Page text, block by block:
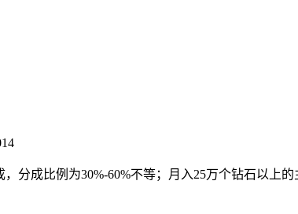
分成比例为30%-60%不等；月入25万个钻石以上